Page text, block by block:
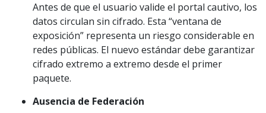
Antes de que el usuario valide el portal cautivo, los
datos circulan sin cifrado. Esta “ventana de
exposición” representa un riesgo considerable en
redes públicas. El nuevo estándar debe garantizar
cifrado extremo a extremo desde el primer
paquete.
Ausencia de Federación